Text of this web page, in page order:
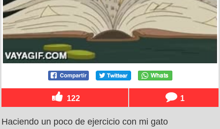
122 1
Haciendo un poco de ejercicio con mi gato